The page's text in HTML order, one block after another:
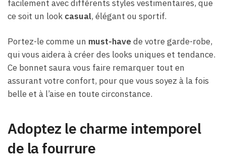
facilement avec différents styles vestimentaires, que
ce soit un look casual, élégant ou sportif.
Portez-le comme un must-havede votre garde-robe,
qui vous aidera à créer des looks uniques et tendance.
Ce bonnet saura vous faire remarquer tout en
assurant votre confort, pour que vous soyez à la fois
belle et à l’aise en toute circonstance.
Adoptez le charme intemporel
de la fourrure